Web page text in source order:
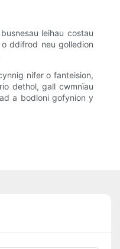
leihau costau
ddifrod neu golledion
nifer o fanteision,
dethol, gall cwmnïau
a bodloni gofynion y